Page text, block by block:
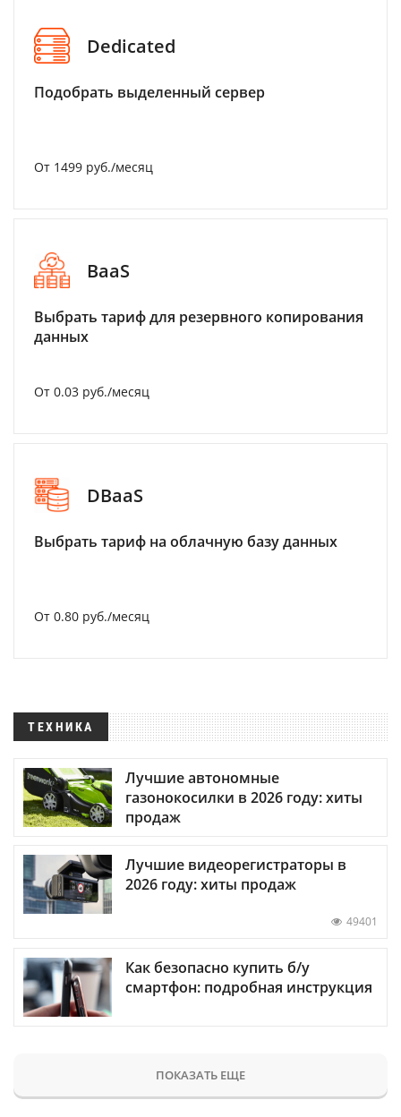
Dedicated
Подобрать выделенный сервер
От 1499 руб./месяц
BaaS
Выбрать тариф для резервного копирования
данных
От 0.03 руб./месяц
DBaaS
Выбрать тариф на облачную базу данных
От 0.80 руб./месяц
ТЕХНИКА
Лучшие автономные
газонокосилки в 2026 году: хиты
продаж
Лучшие видеорегистраторы в
2026 году: хиты продаж
49401
Как безопасно купить б/у
смартфон: подробная инструкция
ПОКАЗАТЬ ЕЩЕ